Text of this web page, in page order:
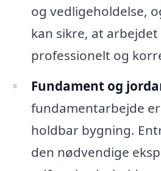
og vedligeholdelse,
kan sikre, at
professionelt og
Fundament og
fundamentarbejde
holdbar bygning.
den nødvendige